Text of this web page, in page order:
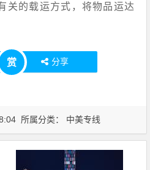
关的载运方式，将物品运达
赏 分享
所属分类： 中美专线